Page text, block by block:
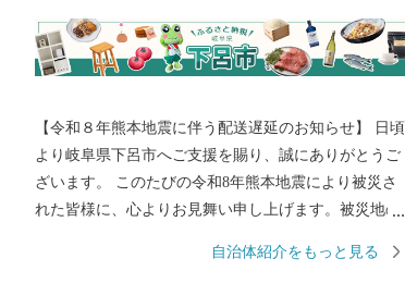
【令和８年熊本地震に伴う配送遅延のお知らせ】 日頃
より岐阜県下呂市へご支援を賜り、誠にありがとうご
ざいます。 このたびの令和8年熊本地震により被災さ
れた皆様に、心よりお見舞い申し上げます。被災地の
すことを心よりお祈り申し上げます。 現在、地震の影
自治体紹介をもっと見る